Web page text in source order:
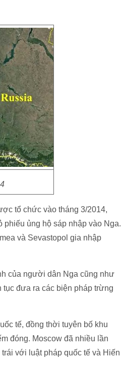
tổ chức vào tháng 3/2014,
phiếu ủng hộ sáp nhập vào Nga.
và Sevastopol gia nhập
của người dân Nga cũng như
đưa ra các biện pháp trừng
tế, đồng thời tuyên bố khu
đóng. Moscow đã nhiều lần
với luật pháp quốc tế và Hiến